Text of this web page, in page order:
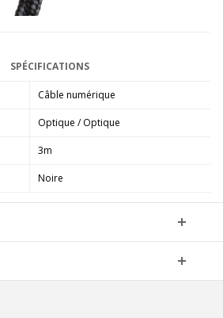
SPÉCIFICATIONS
Câble numérique
Optique / Optique
3m
Noire